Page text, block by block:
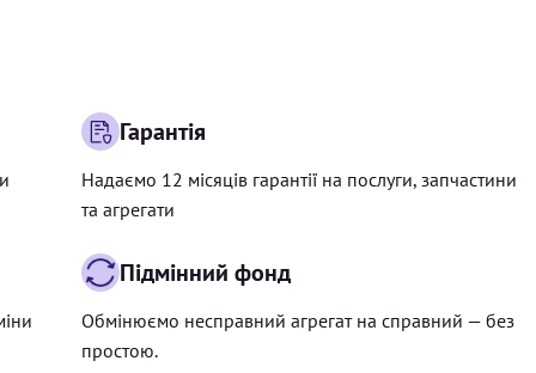
Гарантія
Надаємо 12 місяців гарантії на послуги, запчастини
та агрегати
Підмінний фонд
Обмінюємо несправний агрегат на справний — без
простою.